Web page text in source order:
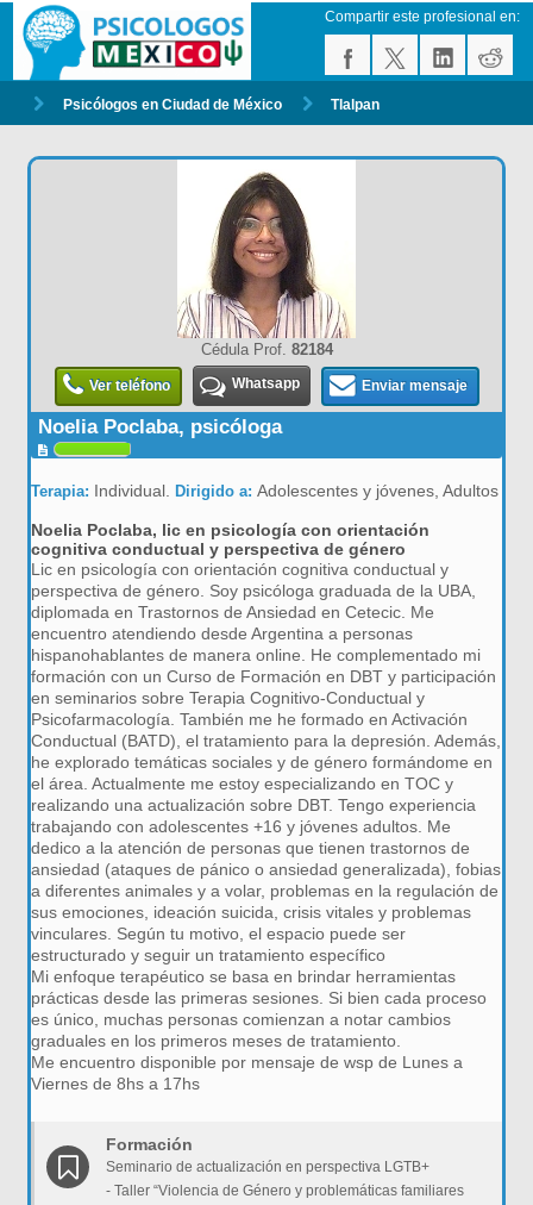
Compartir este profesional en:
Psicólogos en Ciudad de México Tlalpan
Cédula Prof. 82184
Ver teléfono Whatsapp Enviar mensaje
Noelia Poclaba, psicóloga
Terapia: Individual.Dirigido a:Adolescentes y jóvenes, Adultos
Noelia Poclaba, lic en psicología con orientación
cognitiva conductual y perspectiva de género
Lic en psicología con orientación cognitiva conductual y
perspectiva de género. Soy psicóloga graduada de la UBA,
diplomada en Trastornos de Ansiedad en Cetecic. Me
encuentro atendiendo desde Argentina a personas
hispanohablantes de manera online. He complementado mi
formación con un Curso de Formación en DBT y participación
en seminarios sobre Terapia Cognitivo-Conductual y
Psicofarmacología. También me he formado en Activación
Conductual (BATD), el tratamiento para la depresión. Además,
he explorado temáticas sociales y de género formándome en
el área. Actualmente me estoy especializando en TOC y
realizando una actualización sobre DBT. Tengo experiencia
trabajando con adolescentes +16 y jóvenes adultos. Me
dedico a la atención de personas que tienen trastornos de
ansiedad (ataques de pánico o ansiedad generalizada), fobias
a diferentes animales y a volar, problemas en la regulación de
sus emociones, ideación suicida, crisis vitales y problemas
vinculares. Según tu motivo, el espacio puede ser
estructurado y seguir un tratamiento específico
Mi enfoque terapéutico se basa en brindar herramientas
prácticas desde las primeras sesiones. Si bien cada proceso
es único, muchas personas comienzan a notar cambios
graduales en los primeros meses de tratamiento.
Me encuentro disponible por mensaje de wsp de Lunes a
Viernes de 8hs a 17hs
Formación
Seminario de actualización en perspectiva LGTB+
- Taller “Violencia de Género y problemáticas familiares